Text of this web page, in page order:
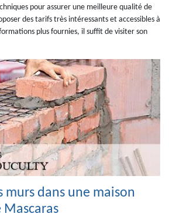
pour assurer une meilleure qualité de
des tarifs très intéressants et accessibles à
plus fournies, il suffit de visiter son
murs dans une maison
Mascaras